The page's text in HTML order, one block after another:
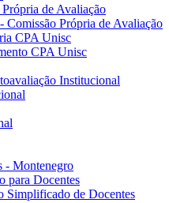
de Avaliação
Comissão Própria de Avaliação
CPA Unisc
CPA Unisc
Institucional
- Montenegro
para Docentes
Simplificado de Docentes